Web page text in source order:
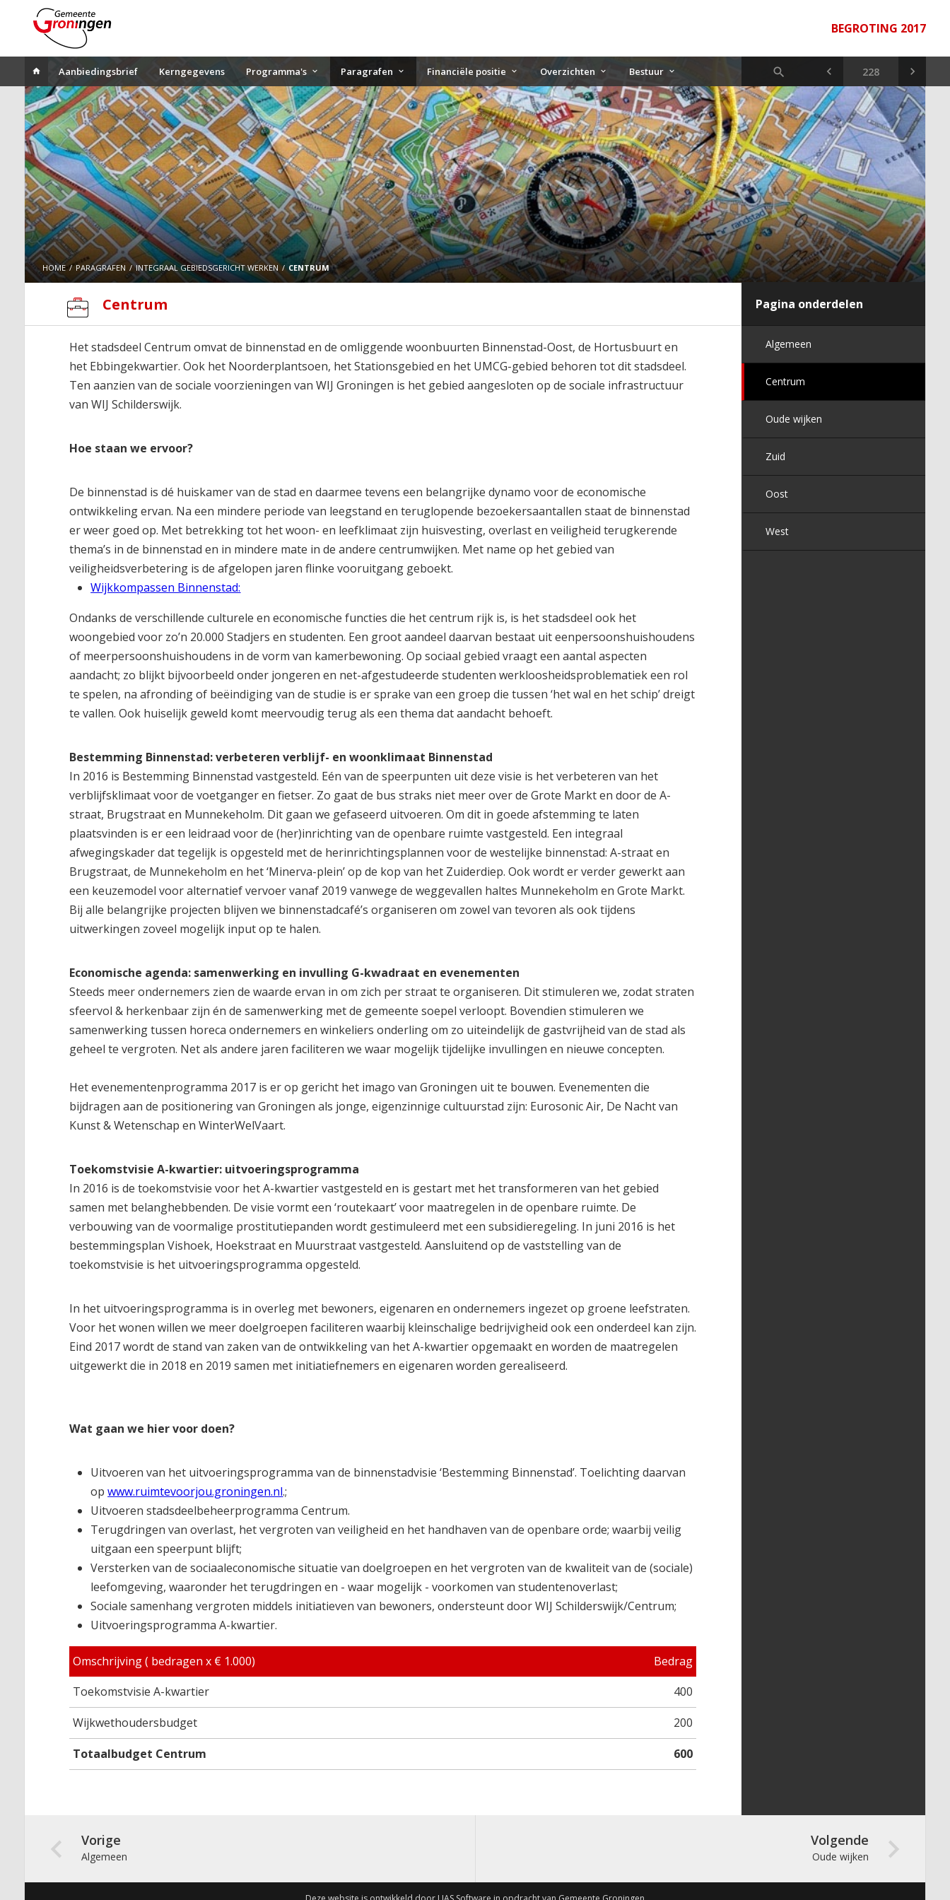
BEGROTING 2017
Aanbiedingsbrief Kerngegevens Programma's Paragrafen Financiële positie Overzichten Bestuur
HOME PARAGRAFEN INTEGRAAL GEBIEDSGERICHT WERKEN CENTRUM
Pagina onderdelen
Algemeen
Centrum
Oude wijken
Zuid
Oost
West
Centrum
Het stadsdeel Centrum omvat de binnenstad en de omliggende woonbuurten Binnenstad-Oost, de Hortusbuurt en
het Ebbingekwartier. Ook het Noorderplantsoen, het Stationsgebied en het UMCG-gebied behoren tot dit stadsdeel.
Ten aanzien van de sociale voorzieningen van WIJ Groningen is het gebied aangesloten op de sociale infrastructuur
van WIJ Schilderswijk.
Hoe staan we ervoor?
De binnenstad is dé huiskamer van de stad en daarmee tevens een belangrijke dynamo voor de economische
ontwikkeling ervan. Na een mindere periode van leegstand en teruglopende bezoekersaantallen staat de binnenstad
er weer goed op. Met betrekking tot het woon- en leefklimaat zijn huisvesting, overlast en veiligheid terugkerende
thema’s in de binnenstad en in mindere mate in de andere centrumwijken. Met name op het gebied van
veiligheidsverbetering is de afgelopen jaren flinke vooruitgang geboekt.
Wijkkompassen Binnenstad:
Ondanks de verschillende culturele en economische functies die het centrum rijk is, is het stadsdeel ook het
woongebied voor zo’n 20.000 Stadjers en studenten. Een groot aandeel daarvan bestaat uit eenpersoonshuishoudens
of meerpersoonshuishoudens in de vorm van kamerbewoning. Op sociaal gebied vraagt een aantal aspecten
aandacht; zo blijkt bijvoorbeeld onder jongeren en net-afgestudeerde studenten werkloosheidsproblematiek een rol
te spelen, na afronding of beëindiging van de studie is er sprake van een groep die tussen ‘het wal en het schip’ dreigt
te vallen. Ook huiselijk geweld komt meervoudig terug als een thema dat aandacht behoeft.
Bestemming Binnenstad: verbeteren verblijf- en woonklimaat Binnenstad
In 2016 is Bestemming Binnenstad vastgesteld. Eén van de speerpunten uit deze visie is het verbeteren van het
verblijfsklimaat voor de voetganger en fietser. Zo gaat de bus straks niet meer over de Grote Markt en door de A-
straat, Brugstraat en Munnekeholm. Dit gaan we gefaseerd uitvoeren. Om dit in goede afstemming te laten
plaatsvinden is er een leidraad voor de (her)inrichting van de openbare ruimte vastgesteld. Een integraal
afwegingskader dat tegelijk is opgesteld met de herinrichtingsplannen voor de westelijke binnenstad: A-straat en
Brugstraat, de Munnekeholm en het ‘Minerva-plein’ op de kop van het Zuiderdiep. Ook wordt er verder gewerkt aan
een keuzemodel voor alternatief vervoer vanaf 2019 vanwege de weggevallen haltes Munnekeholm en Grote Markt.
Bij alle belangrijke projecten blijven we binnenstadcafé’s organiseren om zowel van tevoren als ook tijdens
uitwerkingen zoveel mogelijk input op te halen.
Economische agenda: samenwerking en invulling G-kwadraat en evenementen
Steeds meer ondernemers zien de waarde ervan in om zich per straat te organiseren. Dit stimuleren we, zodat straten
sfeervol & herkenbaar zijn én de samenwerking met de gemeente soepel verloopt. Bovendien stimuleren we
samenwerking tussen horeca ondernemers en winkeliers onderling om zo uiteindelijk de gastvrijheid van de stad als
geheel te vergroten. Net als andere jaren faciliteren we waar mogelijk tijdelijke invullingen en nieuwe concepten.
Het evenementenprogramma 2017 is er op gericht het imago van Groningen uit te bouwen. Evenementen die
bijdragen aan de positionering van Groningen als jonge, eigenzinnige cultuurstad zijn: Eurosonic Air, De Nacht van
Kunst & Wetenschap en WinterWelVaart.
Toekomstvisie A-kwartier: uitvoeringsprogramma
In 2016 is de toekomstvisie voor het A-kwartier vastgesteld en is gestart met het transformeren van het gebied
samen met belanghebbenden. De visie vormt een ‘routekaart’ voor maatregelen in de openbare ruimte. De
verbouwing van de voormalige prostitutiepanden wordt gestimuleerd met een subsidieregeling. In juni 2016 is het
bestemmingsplan Vishoek, Hoekstraat en Muurstraat vastgesteld. Aansluitend op de vaststelling van de
toekomstvisie is het uitvoeringsprogramma opgesteld.
In het uitvoeringsprogramma is in overleg met bewoners, eigenaren en ondernemers ingezet op groene leefstraten.
Voor het wonen willen we meer doelgroepen faciliteren waarbij kleinschalige bedrijvigheid ook een onderdeel kan zijn.
Eind 2017 wordt de stand van zaken van de ontwikkeling van het A-kwartier opgemaakt en worden de maatregelen
uitgewerkt die in 2018 en 2019 samen met initiatiefnemers en eigenaren worden gerealiseerd.
Wat gaan we hier voor doen?
Uitvoeren van het uitvoeringsprogramma van de binnenstadvisie ‘Bestemming Binnenstad’. Toelichting daarvan
opwww.ruimtevoorjou.groningen.nl.;
Uitvoeren stadsdeelbeheerprogramma Centrum.
Terugdringen van overlast, het vergroten van veiligheid en het handhaven van de openbare orde; waarbij veilig
uitgaan een speerpunt blijft;
Versterken van de sociaaleconomische situatie van doelgroepen en het vergroten van de kwaliteit van de (sociale)
leefomgeving, waaronder het terugdringen en - waar mogelijk - voorkomen van studentenoverlast;
Sociale samenhang vergroten middels initiatieven van bewoners, ondersteunt door WIJ Schilderswijk/Centrum;
Uitvoeringsprogramma A-kwartier.
Omschrijving ( bedragen x € 1.000)
Bedrag
Toekomstvisie A-kwartier
400
Wijkwethoudersbudget
200
Totaalbudget Centrum
600
Vorige
Algemeen
Volgende
Oude wijken